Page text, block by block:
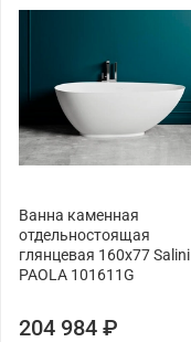
Ванна каменная
отдельностоящая
глянцевая 160х77 Salini
PAOLA 101611G
204 984 ₽